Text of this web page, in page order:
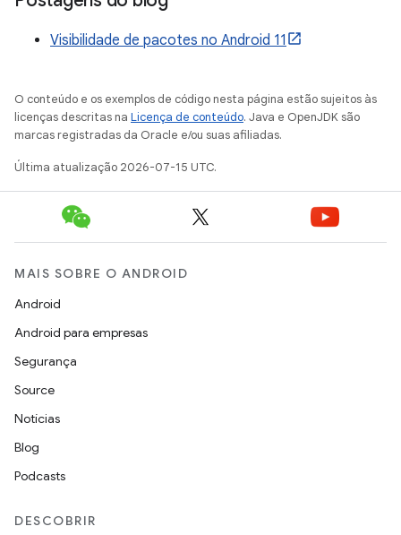
Visibilidade de pacotes no Android 11
O conteúdo e os exemplos de código nesta página estão sujeitos às
licenças descritas na Licença de conteúdo. Java e OpenJDK são
marcas registradas da Oracle e/ou suas afiliadas.
Última atualização 2026-07-15 UTC.
MAIS SOBRE O ANDROID
Android
Android para empresas
Segurança
Source
Notícias
Blog
Podcasts
DESCOBRIR